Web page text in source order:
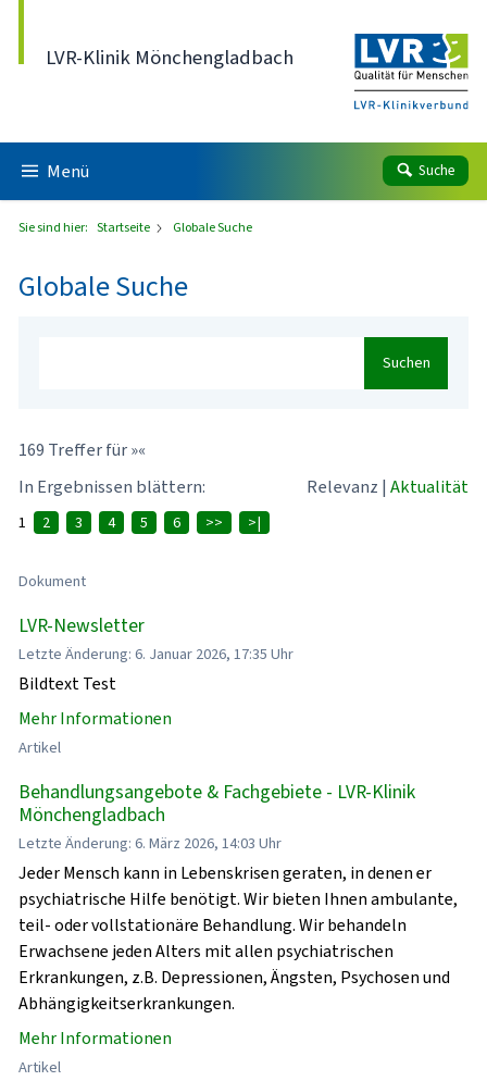
LVR-Klinik Mönchengladbach
Menü Suche
Sie sind hier: Startseite Globale Suche
Globale Suche
Suchen
169 Treffer für »«
In Ergebnissen blättern:
Relevanz | Aktualität
1 2 3 4 5 6 >> >|
Dokument
LVR-Newsletter
Letzte Änderung: 6. Januar 2026, 17:35 Uhr
Bildtext Test
Mehr Informationen
Artikel
Behandlungsangebote & Fachgebiete - LVR-Klinik
Mönchengladbach
Letzte Änderung: 6. März 2026, 14:03 Uhr
Jeder Mensch kann in Lebenskrisen geraten, in denen er
psychiatrische Hilfe benötigt. Wir bieten Ihnen ambulante,
teil- oder vollstationäre Behandlung. Wir behandeln
Erwachsene jeden Alters mit allen psychiatrischen
Erkrankungen, z.B. Depressionen, Ängsten, Psychosen und
Abhängigkeitserkrankungen.
Mehr Informationen
Artikel